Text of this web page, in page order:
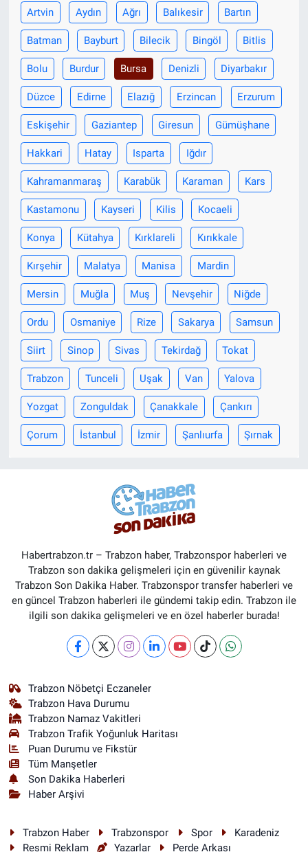
Artvin Aydın Ağrı Balıkesir Bartın
Batman Bayburt Bilecik Bingöl Bitlis
Bolu Burdur Bursa Denizli Diyarbakır
Düzce Edirne Elazığ Erzincan Erzurum
Eskişehir Gaziantep Giresun Gümüşhane
Hakkari Hatay Isparta Iğdır
Kahramanmaraş Karabük Karaman Kars
Kastamonu Kayseri Kilis Kocaeli
Konya Kütahya Kırklareli Kırıkkale
Kırşehir Malatya Manisa Mardin
Mersin Muğla Muş Nevşehir Niğde
Ordu Osmaniye Rize Sakarya Samsun
Siirt Sinop Sivas Tekirdağ Tokat
Trabzon Tunceli Uşak Van Yalova
Yozgat Zonguldak Çanakkale Çankırı
Çorum İstanbul İzmir Şanlıurfa Şırnak
Habertrabzon.tr – Trabzon haber, Trabzonspor haberleri ve
Trabzon son dakika gelişmeleri için en güvenilir kaynak
Trabzon Son Dakika Haber. Trabzonspor transfer haberleri ve
en güncel Trabzon haberleri ile gündemi takip edin. Trabzon ile
ilgili son dakika gelişmeleri ve en özel haberler burada!
Trabzon Nöbetçi Eczaneler
Trabzon Hava Durumu
Trabzon Namaz Vakitleri
Trabzon Trafik Yoğunluk Haritası
Puan Durumu ve Fikstür
Tüm Manşetler
Son Dakika Haberleri
Haber Arşivi
Trabzon Haber Trabzonspor Spor
Karadeniz
Resmi Reklam
Yazarlar Perde Arkası